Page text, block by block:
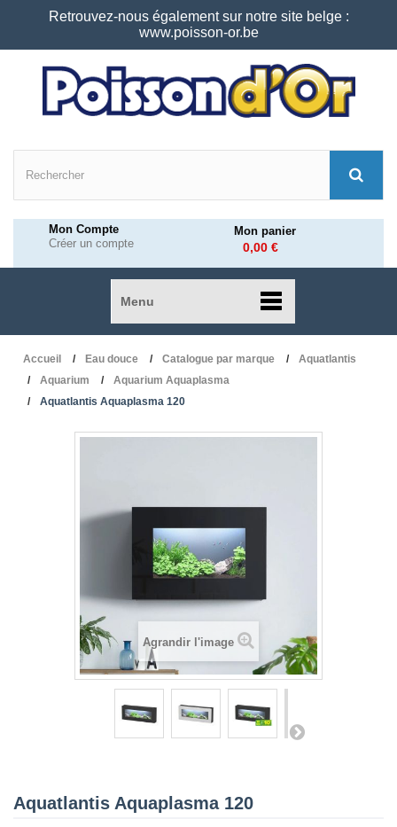
Retrouvez-nous également sur notre site belge :
www.poisson-or.be
Mon Compte
Créer un compte
Mon panier
0,00 €
Menu
Accueil Eau douce Catalogue par marque
Aquatlantis
Aquarium
Aquarium Aquaplasma
Aquatlantis Aquaplasma 120
Agrandir l'image
Aquatlantis Aquaplasma 120